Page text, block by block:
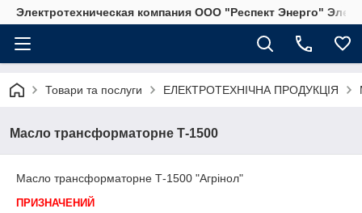
Электротехническая компания ООО "Респект Энерго"
Товари та послуги ЕЛЕКТРОТЕХНІЧНА ПРОДУКЦІЯ
Масло трансформаторне Т-1500
Масло трансформаторне Т-1500 "Агрінол"
ПРИЗНАЧЕНИЙ